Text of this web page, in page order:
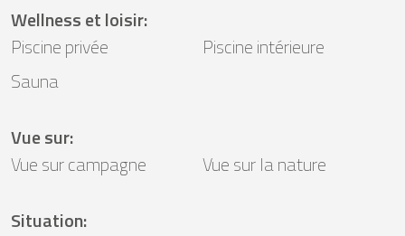
Wellness et loisir:
Piscine privée
Piscine intérieure
Sauna
Vue sur:
Vue sur campagne
Vue sur la nature
Situation: